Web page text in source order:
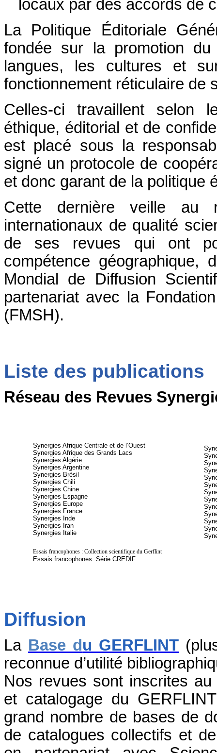
locaux par des accords de
La Politique Éditoriale
fondée sur la promotion
langues, les cultures et
fonctionnement réticulaire de
Celles-ci travaillent selon
éthique, éditorial et de
est placé sous la
signé un protocole de
et donc garant de la politique
Cette dernière veille au
internationaux de qualité
de ses revues qui ont
compétence
Mondial de Diffusion
partenariat avec la
(FMSH).
Liste des publications
Réseau des Revues
Synergies Afrique Centrale et de l’Ouest
Synergies Afrique des Grands Lacs
Synergies Algérie
Synergies Argentine
Synergies Brésil
Synergies Chili
Synergies Chine
Synergies Espagne
Synergies Europe
Synergies France
Synergies Inde
Synergies Iran
Synergies Italie
Essais francophones : Collection scientifique du Gerflint
Essais francophones. Série CREDIF
Diffusion
La Base du GERFLINT
reconnue d’utilité
Nos revues sont inscrites
et catalogage du
grand nombre de bases de
de catalogues collectifs et